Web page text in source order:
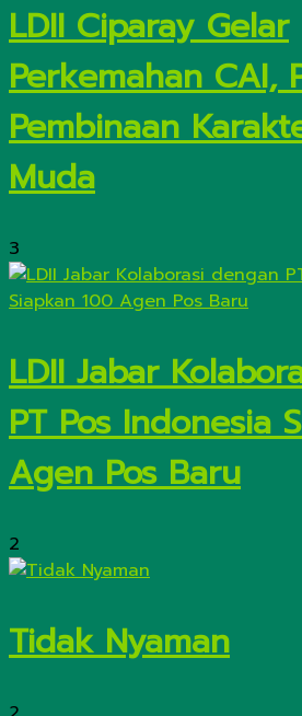
LDII Ciparay Gelar
Perkemahan CAI,
Pembinaan
Muda
3
LDII Jabar
PT Pos Indonesia
Agen Pos Baru
2
Tidak Nyaman